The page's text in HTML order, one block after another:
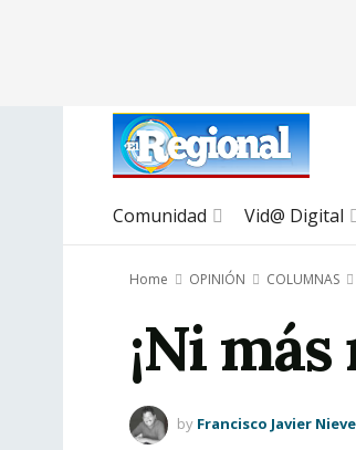
Comunidad Vid@ Digital
Home OPINIÓN COLUMNAS
¡Ni
by Francisco Javier